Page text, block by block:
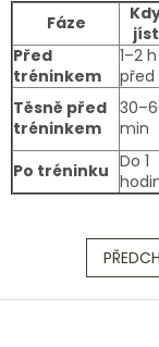
Fáze
jíst
Před
tréninkem
1–2 h
před
Těsně před
tréninkem
min
Po tréninku Do 1
Z